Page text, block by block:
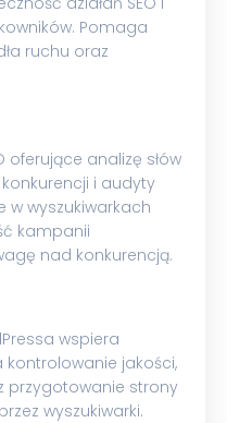
Pomaga
ruchu oraz
oferujące analizę słów
i audyty
w wyszukiwarkach
kampanii
nad konkurencją.
wspiera
kontrolowanie jakości,
przygotowanie strony
wyszukiwarki.